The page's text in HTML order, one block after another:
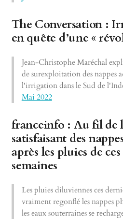
The Conversation :
en quête d’une «
Jean-Christophe Maréchal
de surexploitation des nappes
l'irrigation dans le Sud de
Mai 2022
franceinfo : Au fil de
satisfaisant des
après les pluies de
semaines
Les pluies diluviennes ces
vraiment regonflé les nappes
les eaux souterraines se